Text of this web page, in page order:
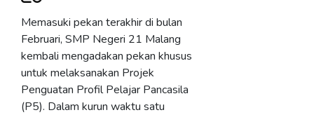
Memasuki pekan terakhir di bulan
Februari, SMP Negeri 21 Malang
kembali mengadakan pekan khusus
untuk melaksanakan Projek
Penguatan Profil Pelajar Pancasila
(P5). Dalam kurun waktu satu